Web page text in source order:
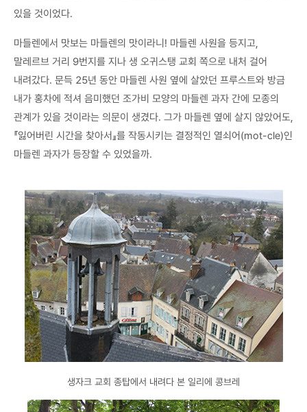
있을 것이었다.
마들렌에서 맛보는 마들렌의 맛이라니! 마들렌 사원을 등지고,
말레르브 거리 9번지를 지나 생 오귀스탱 교회 쪽으로 내처 걸어
내려갔다. 문득 25년 동안 마들렌 사원 옆에 살았던 프루스트와 방금
내가 홍차에 적셔 음미했던 조가비 모양의 마들렌 과자 간에 모종의
관계가 있을 것이라는 의문이 생겼다. 그가 마들렌 옆에 살지 않았어도,
『잃어버린 시간을 찾아서』를 작동시키는 결정적인 열쇠어(mot-cle)인
마들렌 과자가 등장할 수 있었을까.
생자크 교회 종탑에서 내려다 본 일리에 콩브레